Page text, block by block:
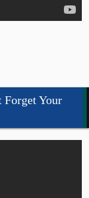
Your